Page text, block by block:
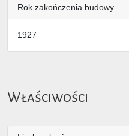
Rok zakończenia budowy
1927
Właściwości